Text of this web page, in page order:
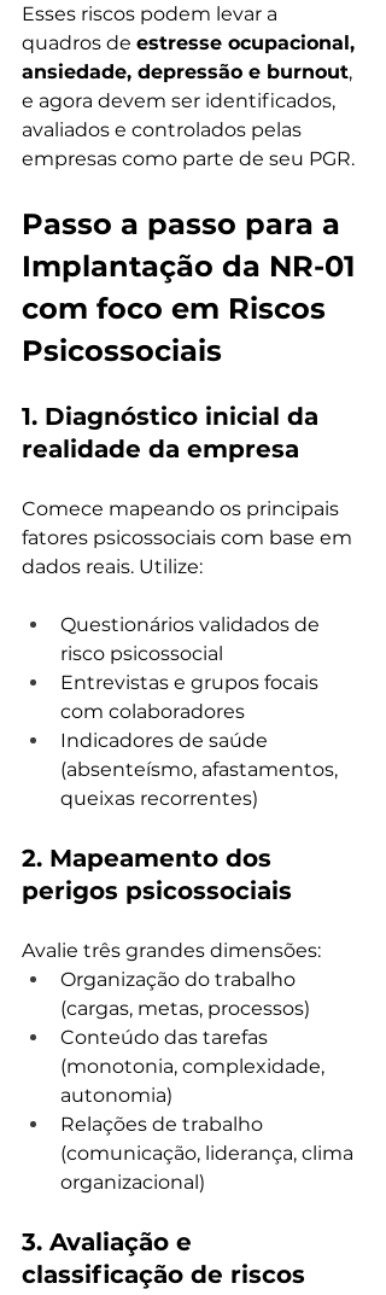
Esses riscos podem levar a
quadros de estresse ocupacional,
ansiedade, depressão e burnout,
e agora devem ser identificados,
avaliados e controlados pelas
empresas como parte de seu PGR.
Passo a passo para a
Implantação da NR-01
com foco em Riscos
Psicossociais
1. Diagnóstico inicial da
realidade da empresa
Comece mapeando os principais
fatores psicossociais com base em
dados reais. Utilize:
Questionários validados de
risco psicossocial
Entrevistas e grupos focais
com colaboradores
Indicadores de saúde
(absenteísmo, afastamentos,
queixas recorrentes)
2. Mapeamento dos
perigos psicossociais
Avalie três grandes dimensões:
Organização do trabalho
(cargas, metas, processos)
Conteúdo das tarefas
(monotonia, complexidade,
autonomia)
Relações de trabalho
(comunicação, liderança, clima
organizacional)
3. Avaliação e
classificação de riscos